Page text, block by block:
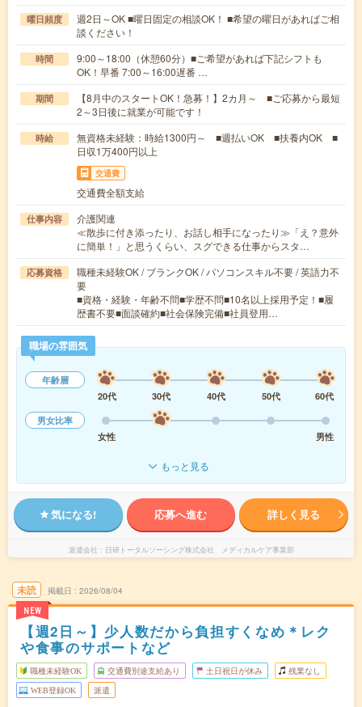
曜日頻度
週2日～OK ■曜日固定の相談OK！ ■希望の曜日があればご相
談ください！
時間
9:00～18:00（休憩60分）■ご希望があれば下記シフトも
OK！早番 7:00～16:00遅番 …
期間
【8月中のスタートOK！急募！】2カ月～ ■ご応募から最短
2～3日後に就業が可能です！
時給
無資格未経験：時給1300円～ ■週払いOK ■扶養内OK ■
日収1万400円以上
交通費
交通費全額支給
仕事内容
介護関連
≪散歩に付き添ったり、お話し相手になったり≫「え？意外
に簡単！」と思うくらい、スグできる仕事からスタ…
応募資格
職種未経験OK / ブランクOK / パソコンスキル不要 / 英語力不
要
■資格・経験・年齢不問■学歴不問■10名以上採用予定！■履
歴書不要■面談確約■社会保険完備■社員登用…
職場の雰囲気
年齢層
20代
30代 40代 50代
60代
男女比率
女性
男性
もっと見る
気になる! 応募へ進む 詳しく見る
派遣会社 日研トータルソーシング株式会社 メディカルケア事業部
未読
NEW
掲載日 2026/08/04
【週2日～】少人数だから負担すくなめ＊レク
や食事のサポートなど
職種未経験OK 交通費別途支給あり 土日祝日が休み 残業なし
WEB登録OK 派遣